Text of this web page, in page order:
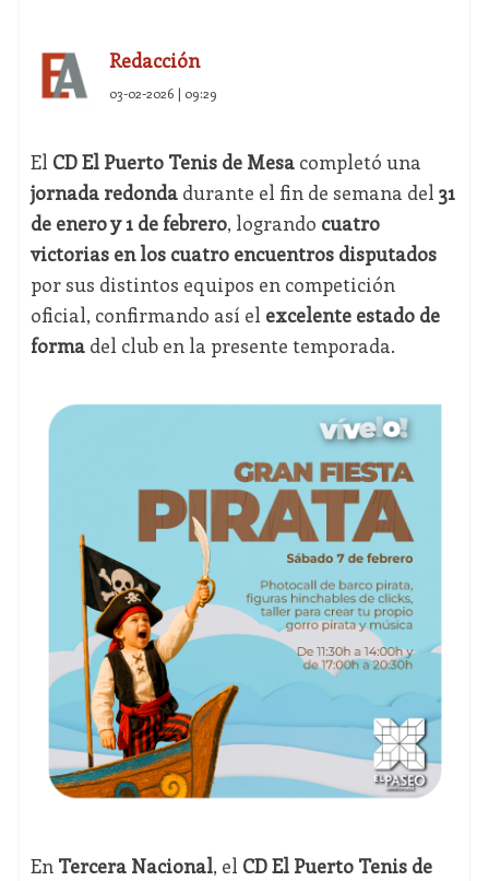
Redacción
03-02-2026 | 09:29
El CD El Puerto Tenis de Mesacompletó una
jornada redondadurante el fin de semana del 31
de enero y 1 de febrero, logrando cuatro
victorias en los cuatro encuentros disputados
por sus distintos equipos en competición
oficial, confirmando así el excelente estado de
formadel club en la presente temporada.
En Tercera Nacional, el CD El Puerto Tenis de